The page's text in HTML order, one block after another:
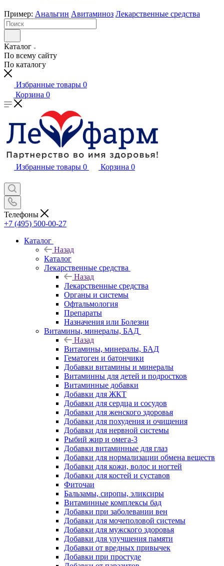
Пример: Анальгин Авитаминоз Лекарственные средства
Каталог
По всему сайту
По каталогу
Избранные товары 0
Корзина 0
Избранные товары 0 Корзина 0
Телефоны
+7 (495) 500-00-27
Каталог
Назад
Каталог
Лекарственные средства
Назад
Лекарственные средства
Органы и системы
Офтальмология
Препараты
Назначения или Болезни
Витамины, минералы, БАД
Назад
Витамины, минералы, БАД
Гематоген и батончики
Добавки витамины и минералы
Витаминны для детей и подростков
Витаминные добавки
Добавки для ЖКТ
Добавки для сердца и сосудов
Добавки для женского здоровья
Добавки для похудения и очищения
Добавки для нервной системы
Рыбий жир и омега-3
Добавки витаминные для глаз
Добавки для нормализации обмена веществ
Добавки для кожи, волос и ногтей
Добавки для костей и суставов
Фиточаи
Бальзамы, сиропы, эликсиры
Витаминные комплексы бад
Добавки при заболевании вен
Добавки для мочеполовой системы
Добавки для мужского здоровья
Добавки для улучшения памяти
Добавки от вредных привычек
Добавки при простуде